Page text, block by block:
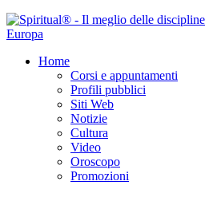
Home
Corsi e appuntamenti
Profili pubblici
Siti Web
Notizie
Cultura
Video
Oroscopo
Promozioni